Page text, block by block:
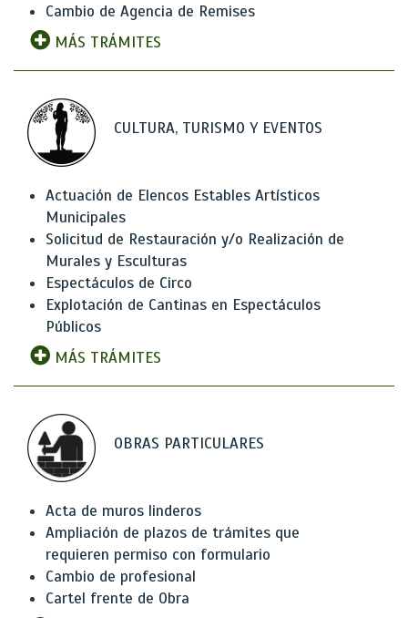
Cambio de Agencia de Remises
MÁS TRÁMITES
CULTURA, TURISMO Y EVENTOS
Actuación de Elencos Estables Artísticos
Municipales
Solicitud de Restauración y/o Realización de
Murales y Esculturas
Espectáculos de Circo
Explotación de Cantinas en Espectáculos
Públicos
MÁS TRÁMITES
OBRAS PARTICULARES
Acta de muros linderos
Ampliación de plazos de trámites que
requieren permiso con formulario
Cambio de profesional
Cartel frente de Obra